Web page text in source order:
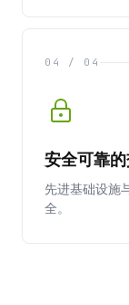
04 / 04
安全可靠
先进基础设施
全。